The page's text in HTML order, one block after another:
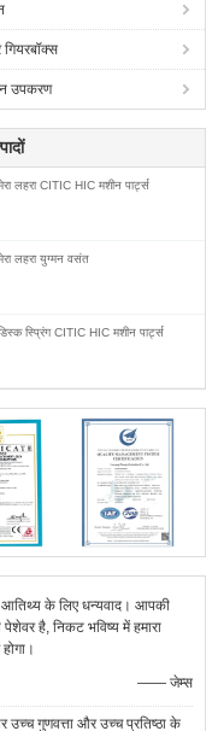
गियरबॉक्स
उपकरण
लहरा CITIC HIC मशीन पार्ट्स
लहरा युग्मन वसंत
स्प्रिंग CITIC HIC मशीन पार्ट्स
के लिए धन्यवाद। आपकी
है, निकट भविष्य में हमारा
—— जेम्स
उच्च गुणवत्ता और उच्च प्रतिष्ठा के